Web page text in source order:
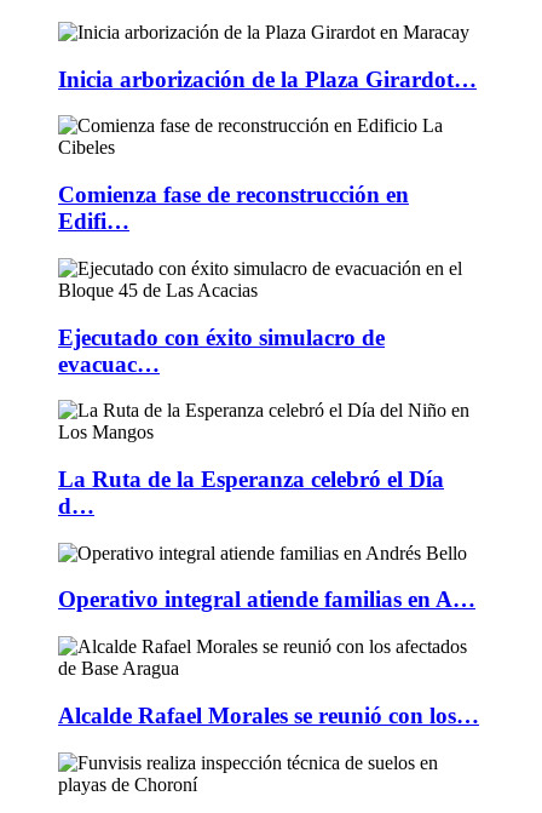
Inicia arborización de la Plaza Girardot…
Comienza fase de reconstrucción en
Edifi…
Ejecutado con éxito simulacro de
evacuac…
La Ruta de la Esperanza celebró el Día
d…
Operativo integral atiende familias en A…
Alcalde Rafael Morales se reunió con los…